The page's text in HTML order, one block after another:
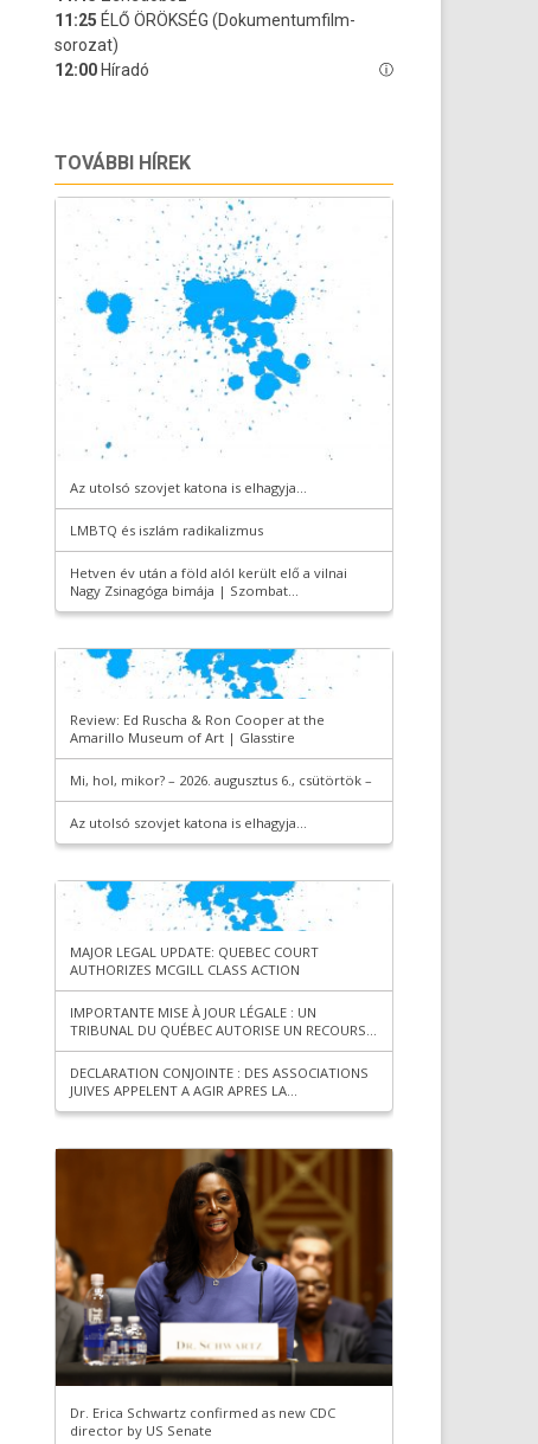
TOVÁBBI HÍREK